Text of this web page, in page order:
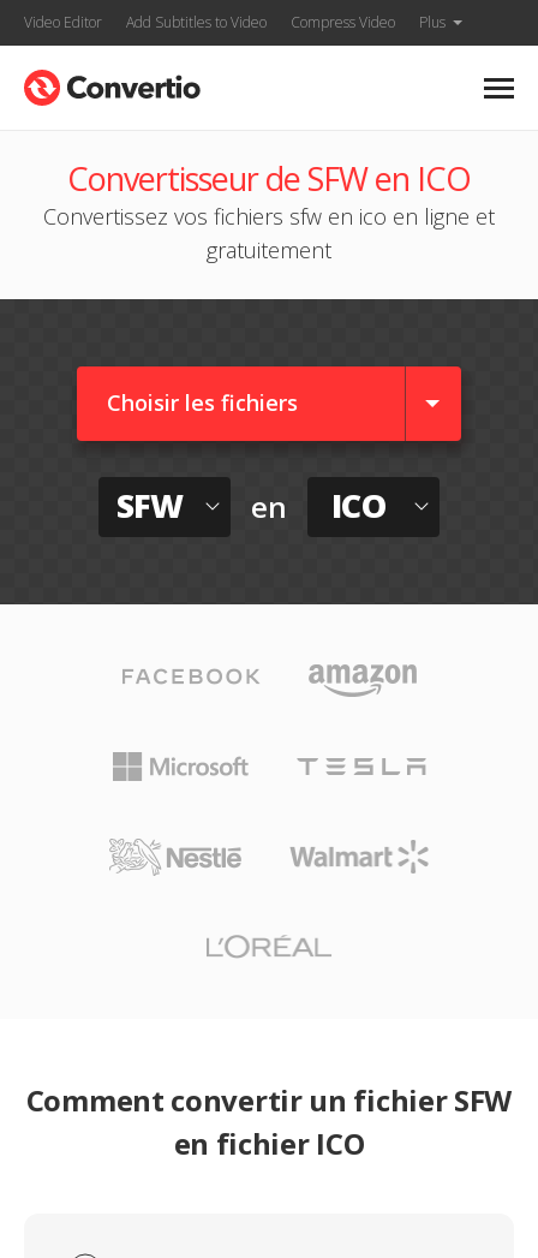
Video Editor Add Subtitles to Video Compress Video Plus
Convertisseur de SFW en ICO
Convertissez vos fichiers sfw en ico en ligne et
gratuitement
Choisir les fichiers
SFW en ICO
Comment convertir un fichier SFW
en fichier ICO